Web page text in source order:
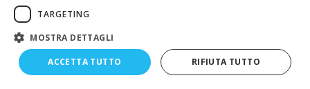
Viti e clips per calotte SUB-D
Tappi anti-polvere per connettori SUB-D
Connettori SUB-D (a perforazione d'isolante)
TARGETING
MOSTRA DETTAGLI
ACCETTA TUTTO RIFIUTA TUTTO